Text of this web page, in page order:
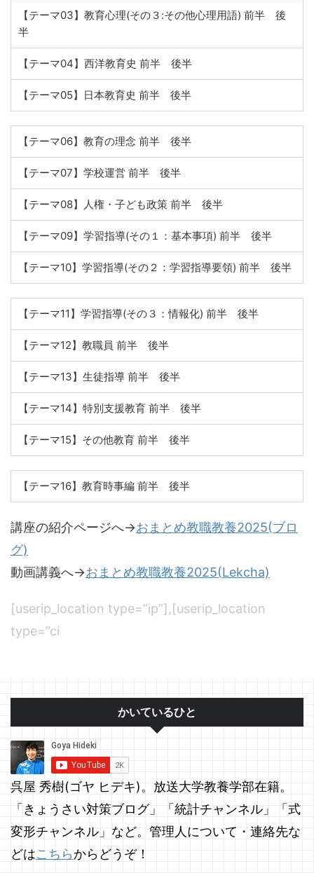
【テーマ03】教育心理(その３:その他心理用語) 前半 後
半
【テーマ04】西洋教育史 前半 後半
【テーマ05】日本教育史 前半 後半
【テーマ06】教育の理念 前半 後半
【テーマ07】学校運営 前半 後半
【テーマ08】人権・子ども政策 前半 後半
【テーマ09】学習指導(その１：基本事項) 前半 後半
【テーマ10】学習指導(その２：学習指導要領) 前半 後半
【テーマ11】学習指導(その３：情報化) 前半 後半
【テーマ12】教職員 前半 後半
【テーマ13】生徒指導 前半 後半
【テーマ14】特別支援教育 前半 後半
【テーマ15】その他教育 前半 後半
【テーマ16】教育時事編 前半 後半
講座の紹介ページへ→おまとめ教職教養2025(ブロ
グ)
動画講義へ→おまとめ教職教養2025(Lekcha)
[userip_location type=”ip”],[userip_location
type=”ci
かいているひと
呉屋 秀樹(ゴヤ ヒデキ)。放送大学教養学部在籍。
「きょうさい対策ブログ」「統計チャンネル」「式
変形チャンネル」など。管理人について・連絡先な
どはこちらからどうぞ！